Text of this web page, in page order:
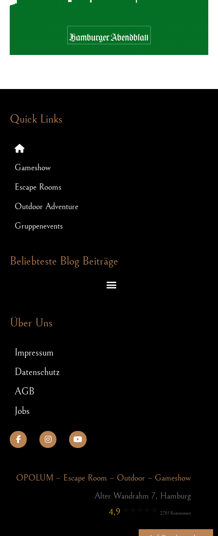
Quick Links
Gameshow
Escape Rooms
Outdoor Adventure
Gruppenevents
Beliebteste Blog Beiträge
Über Uns
Impressum
Datenschutz
AGB
Jobs
OPOLUM – Escape Room – Outdoor – Gameshow
Alter Wandrahm 7, Hamburg
4,9
2.765 Rezensionen